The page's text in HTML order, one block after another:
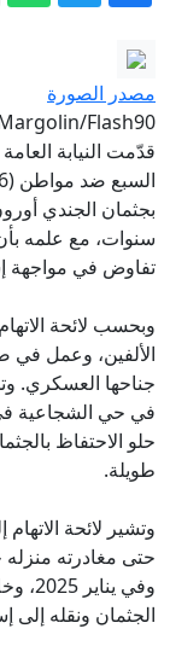
مصدر الصورة
Flash90
قدّمت النيابة
بجثمان الجندي
سنوات، مع علمه
تفاوض في مواجهة
وبحسب لائحة
الألفين، وعمل في
جناحها العسكري.
حلو الاحتفاظ
طويلة.
وتشير لائحة
وفي
الجثمان ونقله إلى